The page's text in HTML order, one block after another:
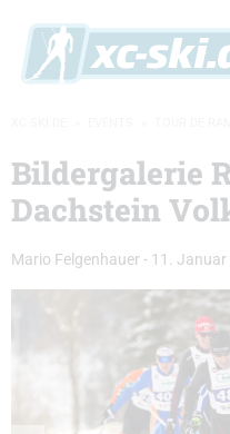
Bildergalerie
Dachstein
Mario Felgenhauer - 11. Januar